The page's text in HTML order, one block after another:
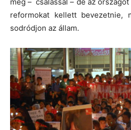
reformokat kellett bevezetnie,
sodródjon az állam.